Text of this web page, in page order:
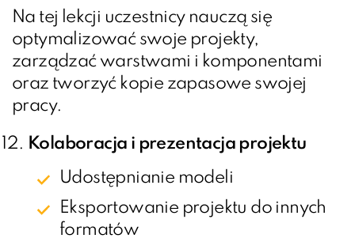
Na tej lekcji uczestnicy nauczą się
optymalizować swoje projekty,
zarządzać warstwami i komponentami
oraz tworzyć kopie zapasowe swojej
pracy.
Kolaboracja i prezentacja projektu
Udostępnianie modeli
Eksportowanie projektu do innych
formatów